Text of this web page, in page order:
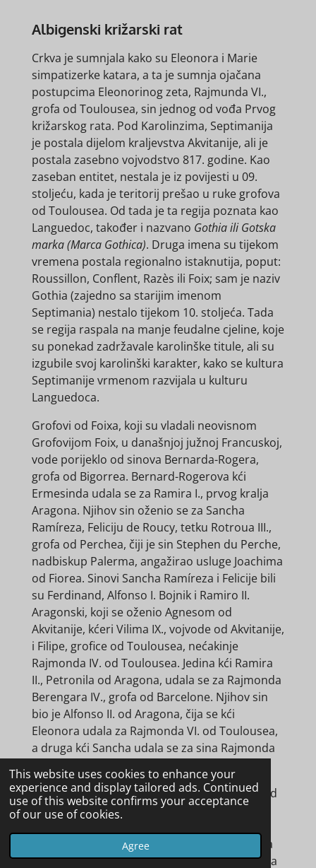
This website uses cookies to enhance your
experience and display tailored ads. Continued
use of this website confirms your acceptance
of our use of cookies.
Agree
Albigenski križarski rat
Crkva je sumnjala kako su Eleonora i Marie
simpatizerke katara, a ta je sumnja ojačana
postupcima Eleonorinog zeta, Rajmunda VI.,
grofa od Toulousea, sin jednog od vođa Prvog
križarskog rata. Pod Karolinzima, Septimanija
je postala dijelom kraljevstva Akvitanije, ali je
postala zasebno vojvodstvo 817. godine. Kao
zaseban entitet, nestala je iz povijesti u 09.
stoljeću, kada je teritorij prešao u ruke grofova
od Toulousea. Od tada je ta regija poznata kao
Languedoc, također i nazvano Gothia ili Gotska
marka (Marca Gothica). Druga imena su tijekom
vremena postala regionalno istaknutija, poput:
Roussillon, Conflent, Razès ili Foix; sam je naziv
Gothia (zajedno sa starijim imenom
Septimania) nestalo tijekom 10. stoljeća. Tada
se regija raspala na manje feudalne cjeline, koje
su ponekad zadržavale karolinške titule, ali su
izgubile svoj karolinški karakter, kako se kultura
Septimanije vrmenom razvijala u kulturu
Languedoca.
Grofovi od Foixa, koji su vladali neovisnom
Grofovijom Foix, u današnjoj južnoj Francuskoj,
vode porijeklo od sinova Bernarda-Rogera,
grofa od Bigorrea. Bernard-Rogerova kći
Ermesinda udala se za Ramira I., prvog kralja
Aragona. Njihov sin oženio se za Sancha
Ramíreza, Feliciju de Roucy, tetku Rotroua III.,
grofa od Perchea, čiji je sin Stephen du Perche,
nadbiskup Palerma, angažirao usluge Joachima
od Fiorea. Sinovi Sancha Ramíreza i Felicije bili
su Ferdinand, Alfonso I. Bojnik i Ramiro II.
Aragonski, koji se oženio Agnesom od
Akvitanije, kćeri Vilima IX., vojvode od Akvitanije,
i Filipe, grofice od Toulousea, nećakinje
Rajmonda IV. od Toulousea. Jedina kći Ramira
II., Petronila od Aragona, udala se za Rajmonda
Berengara IV., grofa od Barcelone. Njihov sin
bio je Alfonso II. od Aragona, čija se kći
Eleonora udala za Rajmonda VI. od Toulousea,
a druga kći Sancha udala se za sina Rajmonda
VI., grofa Rajmonda VII. od Toulousea.
Grofovi od Toulousea vuku svoje podrijetlo od
Guillaumea od Gellonea, kojeg je Karlo Veliki
Wormsu, 790. godine. Od vremena Rajmonda
IV., vođe križarskog rata, grofovi od Toulousea